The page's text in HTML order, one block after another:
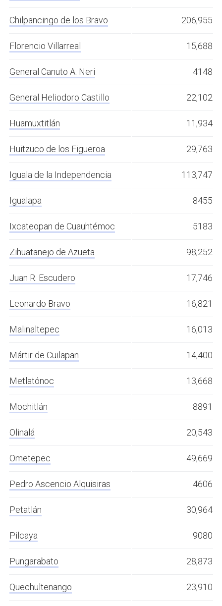
Chilpancingo de los Bravo 206,955
Florencio Villarreal 15,688
General Canuto A. Neri 4148
General Heliodoro Castillo 22,102
Huamuxtitlán 11,934
Huitzuco de los Figueroa 29,763
Iguala de la Independencia 113,747
Igualapa 8455
Ixcateopan de Cuauhtémoc 5183
Zihuatanejo de Azueta 98,252
Juan R. Escudero 17,746
Leonardo Bravo 16,821
Malinaltepec 16,013
Mártir de Cuilapan 14,400
Metlatónoc 13,668
Mochitlán 8891
Olinalá 20,543
Ometepec 49,669
Pedro Ascencio Alquisiras 4606
Petatlán 30,964
Pilcaya 9080
Pungarabato 28,873
Quechultenango 23,910